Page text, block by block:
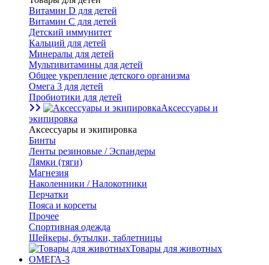
Витамин D для детей
Витамин С для детей
Детский иммунитет
Кальций для детей
Минералы для детей
Мультивитамины для детей
Общее укрепление детского организма
Омега 3 для детей
Пробиотики для детей
Аксессуары и
экипировка
Аксессуары и экипировка
Бинты
Ленты резиновые / Эспандеры
Лямки (тяги)
Магнезия
Наколенники / Налокотники
Перчатки
Пояса и корсеты
Прочее
Спортивная одежда
Шейкеры, бутылки, таблетницы
Товары для животных
ОМЕГА-3